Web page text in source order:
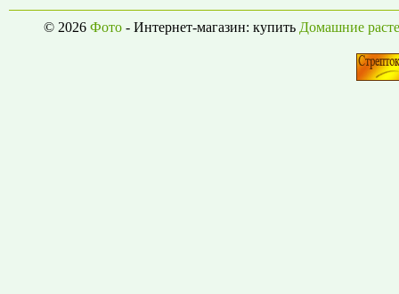
© 2026 Фото - Интернет-магазин: купить Домашние